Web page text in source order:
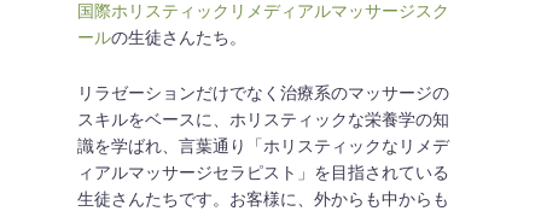
国際ホリスティックリメディアルマッサージスク
ールの生徒さんたち。
リラゼーションだけでなく治療系のマッサージの
スキルをベースに、ホリスティックな栄養学の知
識を学ばれ、言葉通り「ホリスティックなリメデ
ィアルマッサージセラピスト」を目指されている
生徒さんたちです。お客様に、外からも中からも